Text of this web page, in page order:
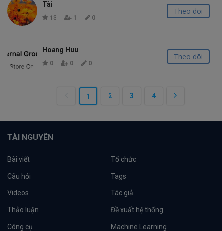
Tài
13 1 0
Theo dõi
Hoang Huu
0 0 0
Theo dõi
1 2 3 4
TÀI NGUYÊN
Bài viết Tổ chức
Câu hỏi Tags
Videos Tác giả
Thảo luận Đề xuất hệ thống
Công cụ Machine Learning